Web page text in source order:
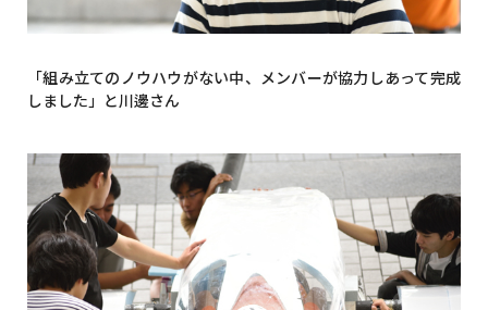
「組み立てのノウハウがない中、メンバーが協力しあって完成
しました」と川邊さん